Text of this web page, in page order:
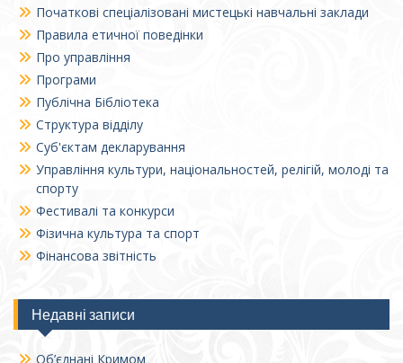
Початкові спеціалізовані мистецькі навчальні заклади
Правила етичної поведінки
Про управління
Програми
Публічна Бібліотека
Структура відділу
Суб'єктам декларування
Управління культури, національностей, релігій, молоді та
спорту
Фестивалі та конкурси
Фізична культура та спорт
Фінансова звітність
Недавні записи
Об’єднані Кримом